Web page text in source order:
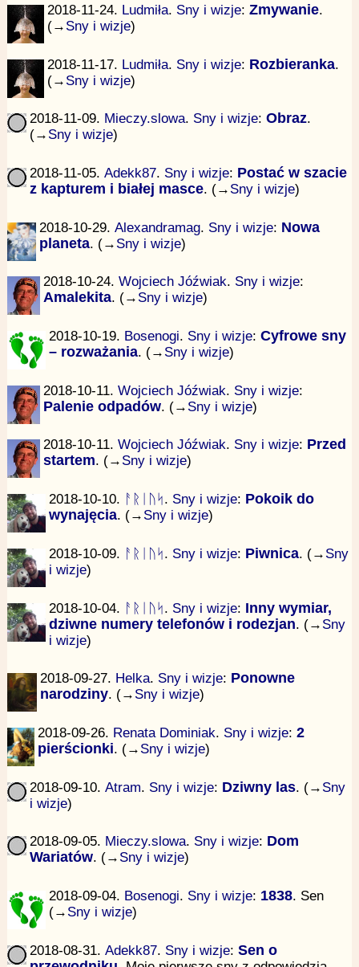
2018-11-24. Ludmiła. Sny i wizje: Zmywanie.
(→ Sny i wizje)
2018-11-17. Ludmiła. Sny i wizje: Rozbieranka.
(→ Sny i wizje)
2018-11-09. Mieczy.slowa. Sny i wizje: Obraz.
(→ Sny i wizje)
2018-11-05. Adekk87. Sny i wizje: Postać w szacie
z kapturem i białej masce. (→ Sny i wizje)
2018-10-29. Alexandramag. Sny i wizje: Nowa
planeta. (→ Sny i wizje)
2018-10-24. Wojciech Jóźwiak. Sny i wizje:
Amalekita. (→ Sny i wizje)
2018-10-19. Bosenogi. Sny i wizje: Cyfrowe sny
– rozważania. (→ Sny i wizje)
2018-10-11. Wojciech Jóźwiak. Sny i wizje:
Palenie odpadów. (→ Sny i wizje)
2018-10-11. Wojciech Jóźwiak. Sny i wizje: Przed
startem. (→ Sny i wizje)
2018-10-10. ᚨᚱᛁᚢᛋ. Sny i wizje: Pokoik do
wynajęcia. (→ Sny i wizje)
2018-10-09. ᚨᚱᛁᚢᛋ. Sny i wizje: Piwnica. (→ Sny
i wizje)
2018-10-04. ᚨᚱᛁᚢᛋ. Sny i wizje: Inny wymiar,
dziwne numery telefonów i rodezjan. (→ Sny
i wizje)
2018-09-27. Helka. Sny i wizje: Ponowne
narodziny. (→ Sny i wizje)
2018-09-26. Renata Dominiak. Sny i wizje: 2
pierścionki. (→ Sny i wizje)
2018-09-10. Atram. Sny i wizje: Dziwny las. (→ Sny
i wizje)
2018-09-05. Mieczy.slowa. Sny i wizje: Dom
Wariatów. (→ Sny i wizje)
2018-09-04. Bosenogi. Sny i wizje: 1838. Sen
(→ Sny i wizje)
2018-08-31. Adekk87. Sny i wizje: Sen o